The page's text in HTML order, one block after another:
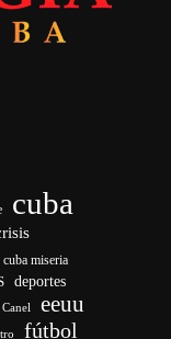
cuba
cuba miseria
deportes
eeuu
fútbol